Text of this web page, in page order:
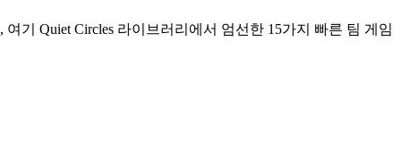
기 Quiet Circles 라이브러리에서 엄선한 15가지 빠른 팀 게임